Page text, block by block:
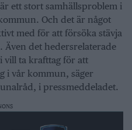
ett stort samhällsproblem i
Och det är något
med för att försöka stävja
Även det hedersrelaterade
vill ta krafttag för att
i vår kommun, säger
i pressmeddeladet.